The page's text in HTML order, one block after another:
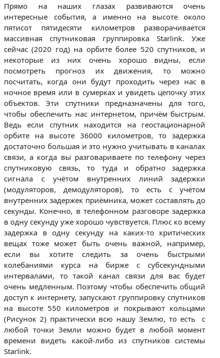
Прямо на наших глазах развиваются очень
интересные события, а именно на высоте около
пятисот пятидесяти километров разворачивается
массивная спутниковая группировка Starlink. Уже
сейчас (2020 год) на орбите более 520 спутников, и
некоторые из них очень хорошо видны, если
посмотреть прогноз их движения, то можно
посчитать, когда они будут проходить через нас в
ночное время или в сумерках и увидеть цепочку этих
объектов. Эти спутники предназначены для того,
чтобы обеспечить нас интернетом, причём быстрым.
Ведь если спутник находится на геостационарной
орбите на высоте 36000 километров, то задержка
достаточно большая и это нужно учитывать в каналах
связи, а когда вы разговариваете по телефону через
спутниковую связь, то туда и обратно задержка
сигнала с учётом внутренних линий задержки
(модуляторов, демодуляторов), то есть с учётом
внутренних задержек приёмника, может составлять до
секунды. Конечно, в телефонном разговоре задержка
в одну секунду уже хорошо чувствуется. Плюс ко всему
задержка в одну секунду на каких-то критических
вещах тоже может быть очень важной, например,
если вы хотите следить за очень быстрыми
колебаниями курса на бирже с субсекундными
интервалами, то такой канал связи для вас будет
очень медленным. Поэтому чтобы обеспечить общий
доступ к интернету, запускают группировку спутников
на высоте 550 километров и покрывают кольцами
(Рисунок 2) практически всю нашу Землю, то есть с
любой точки Земли можно будет в любой момент
времени видеть какой-либо из спутников системы
Starlink.